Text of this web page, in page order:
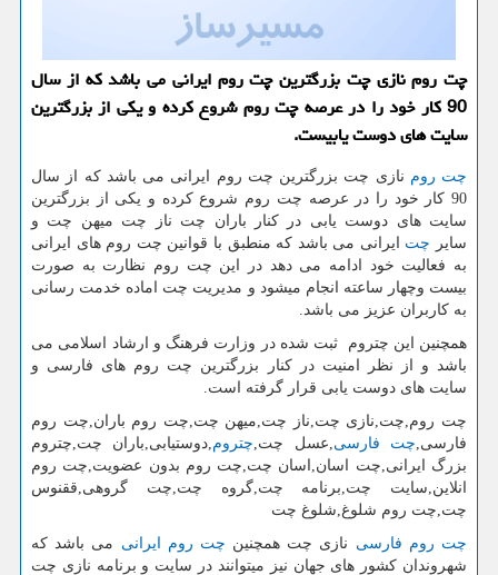
چت روم نازی چت بزرگترین چت روم ایرانی می باشد كه از سال
90 كار خود را در عرصه چت روم شروع كرده و یكی از بزرگترین
سایت های دوست یابیست.
چت روم نازی چت بزرگترین چت روم ایرانی می باشد که از سال
90 کار خود را در عرصه چت روم شروع کرده و یکی از بزرگترین
سایت های دوست یابی در کنار باران چت ناز چت میهن چت و
سایر چت ایرانی می باشد که منطبق با قوانین چت روم های ایرانی
به فعالیت خود ادامه می دهد در این چت روم نظارت به صورت
بیست وچهار ساعته انجام میشود و مدیریت چت اماده خدمت رسانی
به کاربران عزیز می باشد.
همچنین این چتروم ثبت شده در وزارت فرهنگ و ارشاد اسلامی می
باشد و از نظر امنیت در کنار بزرگترین چت روم های فارسی و
سایت های دوست یابی قرار گرفته است.
چت روم,چت,نازی چت,ناز چت,میهن چت,چت روم باران,چت روم
فارسی, چت فارسی ,عسل چت, چتروم ,دوستیابی,باران چت,چتروم
بزرگ ایرانی,چت اسان,اسان چت,چت روم بدون عضویت,چت روم
انلاین,سایت چت,برنامه چت,گروه چت چت
گروهی,ققنوس
چت ,چت روم شلوغ,شلوغ چت
چت روم فارسی نازی چت همچنین چت روم ایرانی می باشد که
شهروندان کشور های جهان نیز میتوانند در سایت و برنامه نازی چت